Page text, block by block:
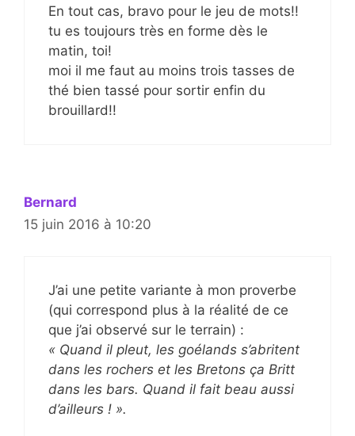
En tout cas, bravo pour le jeu de mots!!
tu es toujours très en forme dès le
matin, toi!
moi il me faut au moins trois tasses de
thé bien tassé pour sortir enfin du
brouillard!!
Bernard
15 juin 2016 à 10:20
J’ai une petite variante à mon proverbe
(qui correspond plus à la réalité de ce
que j’ai observé sur le terrain) :
« Quand il pleut, les goélands s’abritent
dans les rochers et les Bretons ça Britt
dans les bars. Quand il fait beau aussi
d’ailleurs ! ».